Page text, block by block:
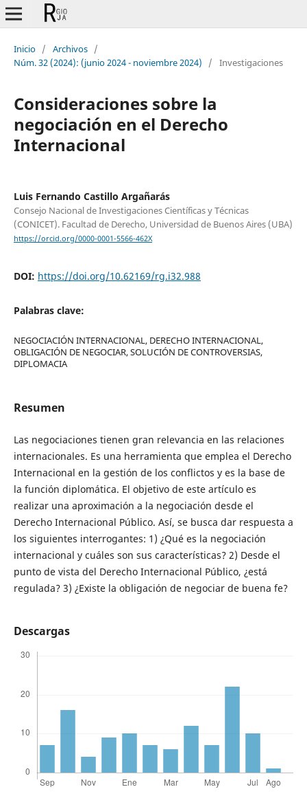
Inicio / Archivos /
Núm. 32 (2024): (junio 2024 - noviembre 2024)
/ Investigaciones
Consideraciones sobre la
negociación en el Derecho
Internacional
Luis Fernando Castillo Argañarás
Consejo Nacional de Investigaciones Científicas y Técnicas
(CONICET). Facultad de Derecho, Universidad de Buenos Aires (UBA)
https://orcid.org/0000-0001-5566-462X
DOI: https://doi.org/10.62169/rg.i32.988
Palabras clave:
NEGOCIACIÓN INTERNACIONAL, DERECHO INTERNACIONAL,
OBLIGACIÓN DE NEGOCIAR, SOLUCIÓN DE CONTROVERSIAS,
DIPLOMACIA
Resumen
Las negociaciones tienen gran relevancia en las relaciones
internacionales. Es una herramienta que emplea el Derecho
Internacional en la gestión de los conflictos y es la base de
la función diplomática. El objetivo de este artículo es
realizar una aproximación a la negociación desde el
Derecho Internacional Público. Así, se busca dar respuesta a
los siguientes interrogantes: 1) ¿Qué es la negociación
internacional y cuáles son sus características? 2) Desde el
punto de vista del Derecho Internacional Público, ¿está
regulada? 3) ¿Existe la obligación de negociar de buena fe?
Descargas